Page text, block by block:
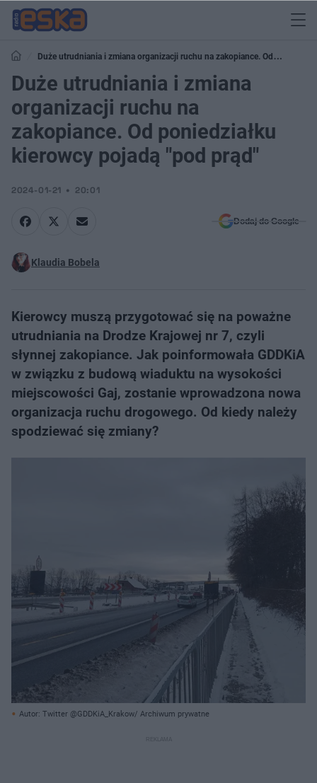
Duże utrudniania i zmiana organizacji ruchu na zakopiance. Od
poniedziałku kierowcy pojadą "pod prąd"
Duże utrudniania i zmiana
organizacji ruchu na
zakopiance. Od poniedziałku
kierowcy pojadą "pod prąd"
2024-01-21 20:01
Dodaj do Google
Klaudia Bobela
Kierowcy muszą przygotować się na poważne
utrudniania na Drodze Krajowej nr 7, czyli
słynnej zakopiance. Jak poinformowała GDDKiA
w związku z budową wiaduktu na wysokości
miejscowości Gaj, zostanie wprowadzona nowa
organizacja ruchu drogowego. Od kiedy należy
spodziewać się zmiany?
Autor: Twitter @GDDKiA_Krakow/ Archiwum prywatne